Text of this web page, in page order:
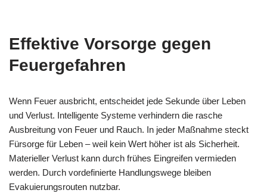
Effektive Vorsorge gegen
Feuergefahren
Wenn Feuer ausbricht, entscheidet jede Sekunde über Leben
und Verlust. Intelligente Systeme verhindern die rasche
Ausbreitung von Feuer und Rauch. In jeder Maßnahme steckt
Fürsorge für Leben – weil kein Wert höher ist als Sicherheit.
Materieller Verlust kann durch frühes Eingreifen vermieden
werden. Durch vordefinierte Handlungswege bleiben
Evakuierungsrouten nutzbar.